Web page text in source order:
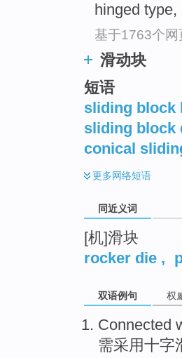
hinged
基于1763个网
滑动块
短语
sliding block
sliding block
conical
更多网络短语
同近义词
[机]滑块
rocker die ,
双语例句 权
Connected
需采用十字